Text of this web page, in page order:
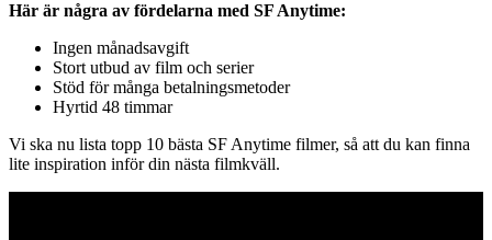
Här är några av fördelarna med SF Anytime:
Ingen månadsavgift
Stort utbud av film och serier
Stöd för många betalningsmetoder
Hyrtid 48 timmar
Vi ska nu lista topp 10 bästa SF Anytime filmer, så att du kan finna
lite inspiration inför din nästa filmkväll.